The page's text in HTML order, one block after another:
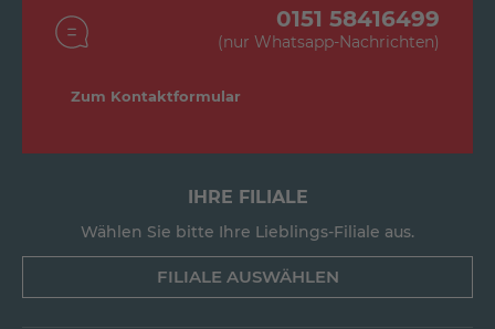
0151 58416499
(nur Whatsapp-Nachrichten)
Zum Kontaktformular
IHRE FILIALE
Wählen Sie bitte Ihre Lieblings-Filiale aus.
FILIALE AUSWÄHLEN